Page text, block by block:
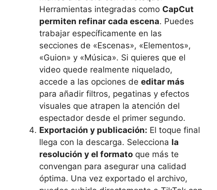
Herramientas integradas como CapCut
permiten refinar cada escena. Puedes
trabajar específicamente en las
secciones de «Escenas», «Elementos»,
«Guion» y «Música». Si quieres que el
video quede realmente niquelado,
accede a las opciones de editar más
para añadir filtros, pegatinas y efectos
visuales que atrapen la atención del
espectador desde el primer segundo.
Exportación y publicación: El toque final
llega con la descarga. Selecciona la
resolución y el formato que más te
convengan para asegurar una calidad
óptima. Una vez exportado el archivo,